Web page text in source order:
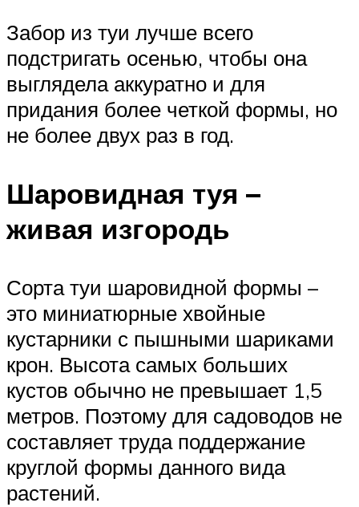
Забор из туи лучше всего
подстригать осенью, чтобы она
выглядела аккуратно и для
придания более четкой формы, но
не более двух раз в год.
Шаровидная туя –
живая изгородь
Сорта туи шаровидной формы –
это миниатюрные хвойные
кустарники с пышными шариками
крон. Высота самых больших
кустов обычно не превышает 1,5
метров. Поэтому для садоводов не
составляет труда поддержание
круглой формы данного вида
растений.